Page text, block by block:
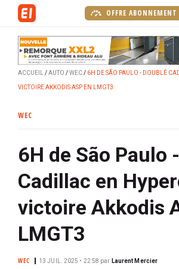
OFFRE ABONNEMENT
ACCUEIL AUTO WEC 6H DE SÃO PAULO - DOUBLÉ
VICTOIRE AKKODIS ASP EN LMGT3
WEC
6H de São Paulo
Cadillac en
victoire Akkodis
LMGT3
WEC 13 JUIL. 2025 • 22:58 par Laurent Mercier